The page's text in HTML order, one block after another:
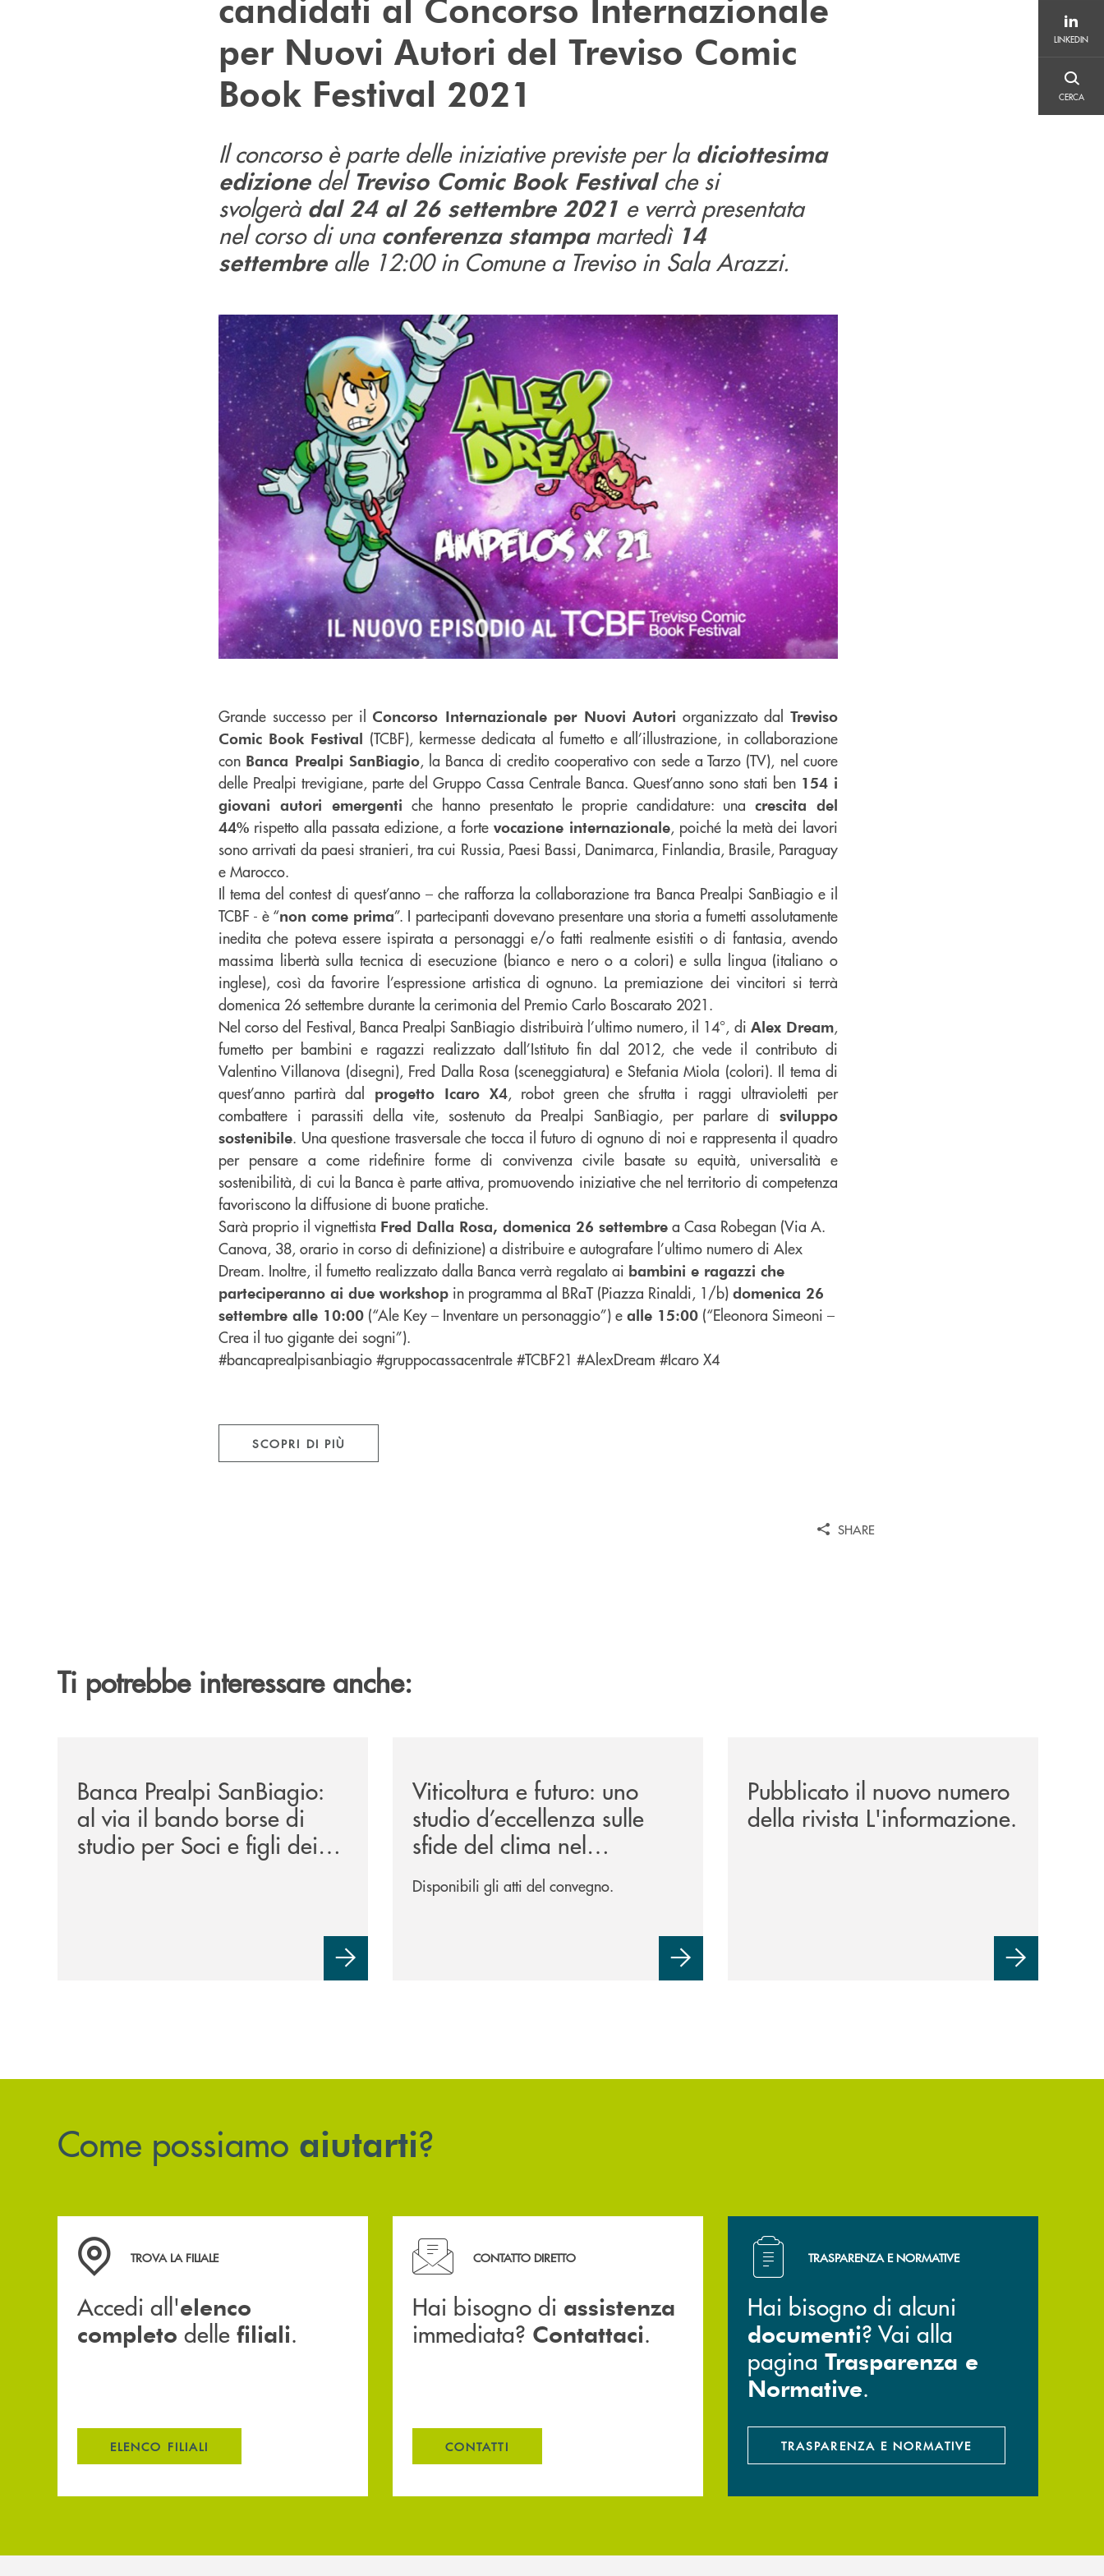
LINKEDIN
CERCA
per Nuovi Autori del Treviso Comic
Book Festival 2021
Il concorso è parte delle iniziative previste per la diciottesima
edizionedelTreviso Comic Book Festival che si
svolgerà dal 24 al 26 settembre 2021 e verrà presentata
nel corso di una conferenza stampamartedì 14
settembrealle 12:00 in Comune a Treviso in Sala Arazzi.
Grande successo per il Concorso Internazionale per Nuovi Autori organizzato dalTreviso
Comic Book Festival (TCBF), kermesse dedicata al fumetto e all’illustrazione, in collaborazione
con Banca Prealpi SanBiagio, la Banca di credito cooperativo con sede a Tarzo (TV), nel cuore
delle Prealpi trevigiane, parte del Gruppo Cassa Centrale Banca. Quest’anno sono stati ben 154 i
giovani autori emergenti che hanno presentato le proprie candidature: unacrescita del
44% rispetto alla passata edizione, a forte vocazione internazionale, poiché la metà dei lavori
sono arrivati da paesi stranieri, tra cui Russia, Paesi Bassi, Danimarca, Finlandia, Brasile, Paraguay
e Marocco.
Il tema del contest di quest’anno – che rafforza la collaborazione tra Banca Prealpi SanBiagio e il
TCBF - è “non come prima”. I partecipanti dovevano presentare una storia a fumetti assolutamente
inedita che poteva essere ispirata a personaggi e/o fatti realmente esistiti o di fantasia, avendo
massima libertà sulla tecnica di esecuzione (bianco e nero o a colori) e sulla lingua (italiano o
inglese), così da favorire l’espressione artistica di ognuno. La premiazione dei vincitori si terrà
domenica 26 settembre durante la cerimonia del Premio Carlo Boscarato 2021.
Nel corso del Festival, Banca Prealpi SanBiagio distribuirà l’ultimo numero, il 14°, di Alex Dream,
fumetto per bambini e ragazzi realizzato dall’Istituto fin dal 2012, che vede il contributo di
Valentino Villanova (disegni), Fred Dalla Rosa (sceneggiatura) e Stefania Miola (colori). Il tema di
quest’anno partirà dal progetto Icaro X4, robot green che sfrutta i raggi ultravioletti per
combattere i parassiti della vite, sostenuto da Prealpi SanBiagio, per parlare di sviluppo
sostenibile. Una questione trasversale che tocca il futuro di ognuno di noi e rappresenta il quadro
per pensare a come ridefinire forme di convivenza civile basate su equità, universalità e
sostenibilità, di cui la Banca è parte attiva, promuovendo iniziative che nel territorio di competenza
favoriscono la diffusione di buone pratiche.
Sarà proprio il vignettista Fred Dalla Rosa, domenica 26 settembre a Casa Robegan (Via A.
Canova, 38, orario in corso di definizione) a distribuire e autografare l’ultimo numero di Alex
Dream. Inoltre, il fumetto realizzato dalla Banca verrà regalato ai bambini e ragazzi che
parteciperanno ai due workshop in programma al BRaT (Piazza Rinaldi, 1/b) domenica 26
settembre alle 10:00 (“Ale Key – Inventare un personaggio”) e alle 15:00 (“Eleonora Simeoni –
Crea il tuo gigante dei sogni”).
#bancaprealpisanbiagio #gruppocassacentrale #TCBF21 #AlexDream #Icaro X4
SCOPRI DI PIÙ
SHARE
Ti potrebbe interessare anche:
Banca Prealpi SanBiagio:
al via il bando borse di
studio per Soci e figli dei
Soci. Un impegno che
Viticoltura e futuro: uno
studio d’eccellenza sulle
sfide del clima nel
Trevigiano.
Disponibili gli atti del convegno.
Pubblicato il nuovo numero
della rivista L'informazione.
Come possiamo aiutarti?
Accedi all' elenco completo delle filiali .
TROVA LA FILIALE
Accedi all'elenco
completo delle filiali.
ELENCO FILIALI
Hai bisogno di assistenza immediata? Contattaci .
CONTATTO DIRETTO
Hai bisogno di assistenza
immediata? Contattaci.
CONTATTI
Hai bisogno di alcuni documenti ? Vai alla pagina
TRASPARENZA E NORMATIVE
Hai bisogno di alcuni
documenti? Vai alla
pagina Trasparenza e
Normative.
TRASPARENZA E NORMATIVE